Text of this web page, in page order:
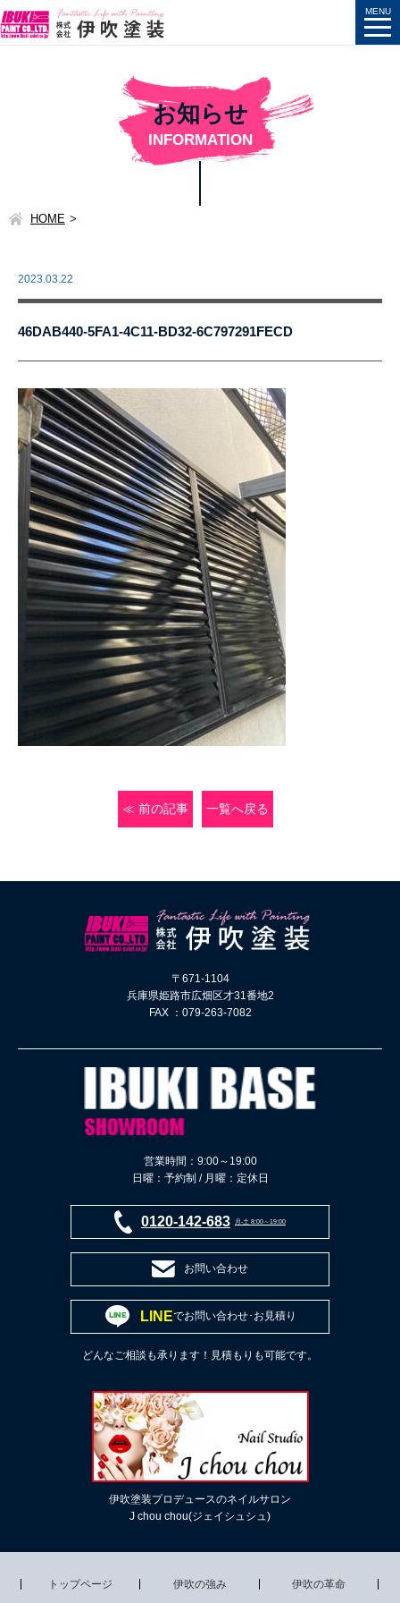
お知らせ
INFORMATION
HOME
2023.03.22
46DAB440-5FA1-4C11-BD32-6C797291FECD
≪ 前の記事 一覧へ戻る
〒671-1104
兵庫県姫路市広畑区才31番地2
FAX ：079-263-7082
営業時間：9:00～19:00
日曜：予約制 / 月曜：定休日
0120-142-683 月-土 8:00～19:00
お問い合わせ
LINEでお問い合わせ･お見積り
どんなご相談も承ります！見積もりも可能です。
伊吹塗装プロデュースのネイルサロン
J chou chou(ジェイシュシュ)
トップページ 伊吹の強み 伊吹の革命